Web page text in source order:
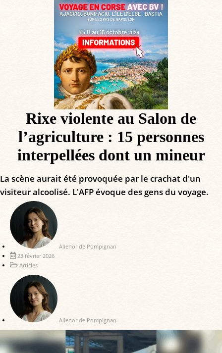
Rixe violente au Salon de
l’agriculture : 15 personnes
interpellées dont un mineur
La scène aurait été provoquée par le crachat d'un
visiteur alcoolisé. L'AFP évoque des gens du voyage.
Alienor de Pompignan
23 février 2026
Articles
Alienor de Pompignan